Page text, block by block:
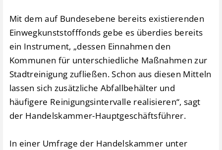
Mit dem auf Bundesebene bereits existierenden
Einwegkunststofffonds gebe es überdies bereits
ein Instrument, „dessen Einnahmen den
Kommunen für unterschiedliche Maßnahmen zur
Stadtreinigung zufließen. Schon aus diesen Mitteln
lassen sich zusätzliche Abfallbehälter und
häufigere Reinigungsintervalle realisieren“, sagt
der Handelskammer-Hauptgeschäftsführer.
In einer Umfrage der Handelskammer unter